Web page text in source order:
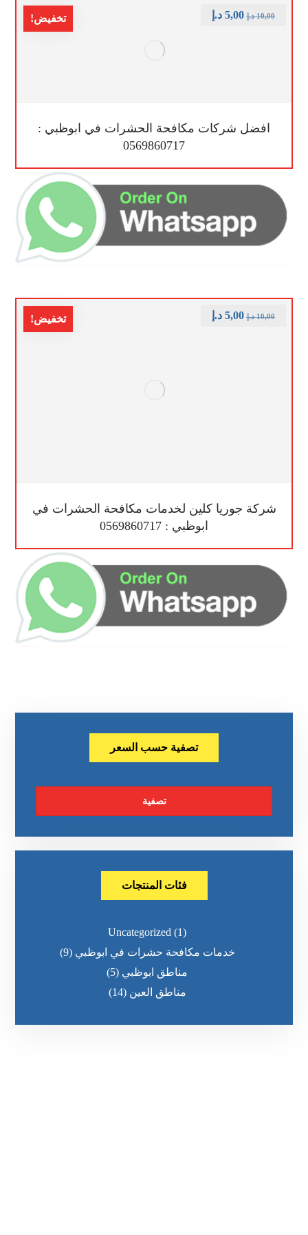
تخفيض!
افضل شركات مكافحة الحشرات في ابوظبي :
0569860717
10,00 د.إ 5,00 د.إ
تخفيض!
شركة جوريا كلين لخدمات مكافحة الحشرات في
ابوظبي : 0569860717
10,00 د.إ 5,00 د.إ
تصفية حسب السعر
تصفية
فئات المنتجات
Uncategorized (1)
خدمات مكافحة حشرات في ابوظبي (9)
مناطق ابوظبي (5)
مناطق العين (14)